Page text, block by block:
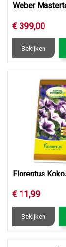
€ 399,00
Bekijken
€ 11,99
Bekijken